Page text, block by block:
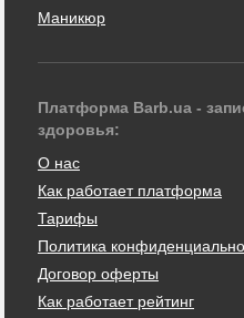
Маникюр
Платформа Barb.ua -
здоровья:
О нас
Как работает платформа
Тарифы
Политика
Договор оферты
Как работает рейтинг